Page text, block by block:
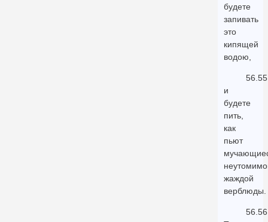
будете
запивать
это
кипящей
водою,
56.55
и
будете
пить,
как
пьют
жаждой
верблюды.
56.56